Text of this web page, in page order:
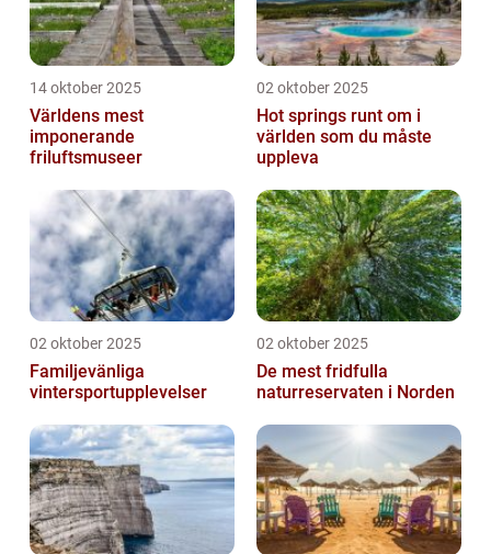
14 oktober 2025
Världens mest
imponerande
friluftsmuseer
02 oktober 2025
Hot springs runt om i
världen som du måste
uppleva
02 oktober 2025
Familjevänliga
vintersportupplevelser
02 oktober 2025
De mest fridfulla
naturreservaten i Norden